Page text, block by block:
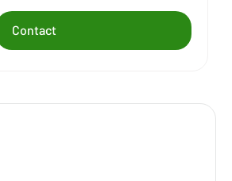
Contact